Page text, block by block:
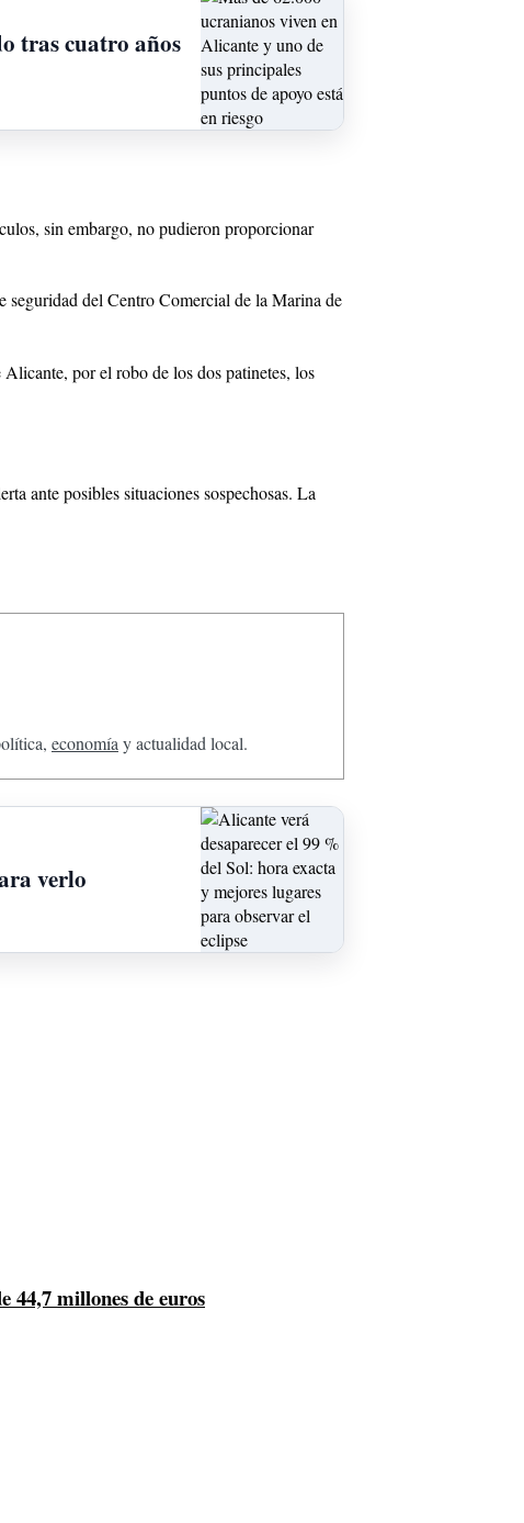
tras cuatro años
sin embargo, no pudieron proporcionar
seguridad del Centro Comercial de la Marina de
por el robo de los dos patinetes, los
ante posibles situaciones sospechosas. La
economía y actualidad local.
verlo
44,7 millones de euros